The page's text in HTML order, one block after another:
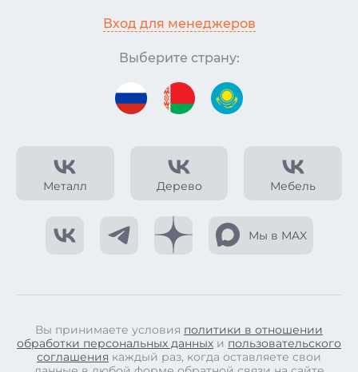
Металл Дерево Мебель
Мы в MAX
Вход для менеджеров
Выберите страну:
Вы принимаете условия политики в отношении
обработки персональных данных и пользовательского
соглашения каждый раз, когда оставляете свои